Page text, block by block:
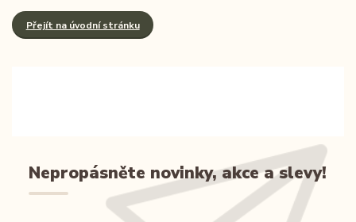
Přejít na úvodní stránku
Nepropásněte novinky, akce a slevy!